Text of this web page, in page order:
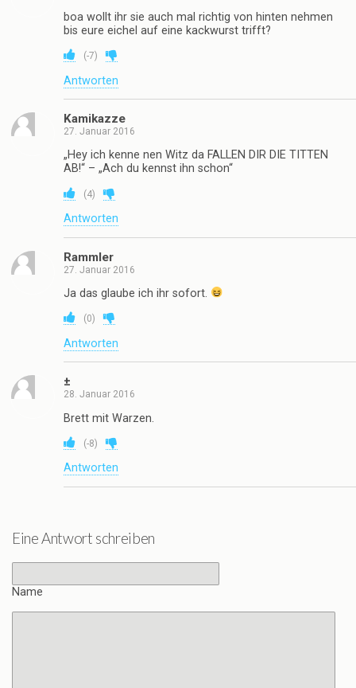
boa wollt ihr sie auch mal richtig von hinten nehmen
bis eure eichel auf eine kackwurst trifft?
(-7)
Antworten
Kamikazze
27. Januar 2016
„Hey ich kenne nen Witz da FALLEN DIR DIE TITTEN
AB!“ – „Ach du kennst ihn schon“
(4)
Antworten
Rammler
27. Januar 2016
Ja das glaube ich ihr sofort.
(0)
Antworten
±
28. Januar 2016
Brett mit Warzen.
(-8)
Antworten
Eine Antwort schreiben
Name